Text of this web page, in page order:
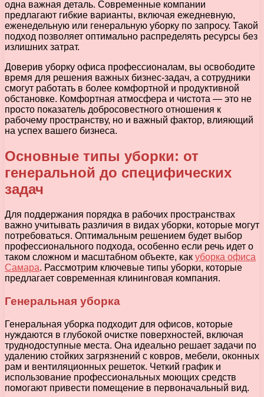
одна важная деталь. Современные компании
предлагают гибкие варианты, включая ежедневную,
еженедельную или генеральную уборку по запросу. Такой
подход позволяет оптимально распределять ресурсы без
излишних затрат.
Доверив уборку офиса профессионалам, вы освободите
время для решения важных бизнес-задач, а сотрудники
смогут работать в более комфортной и продуктивной
обстановке. Комфортная атмосфера и чистота — это не
просто показатель добросовестного отношения к
рабочему пространству, но и важный фактор, влияющий
на успех вашего бизнеса.
Основные типы уборки: от
генеральной до специфических
задач
Для поддержания порядка в рабочих пространствах
важно учитывать различия в видах уборки, которые могут
потребоваться. Оптимальным решением будет выбор
профессионального подхода, особенно если речь идет о
таком сложном и масштабном объекте, как уборка офиса
Самара. Рассмотрим ключевые типы уборки, которые
предлагает современная клининговая компания.
Генеральная уборка
Генеральная уборка подходит для офисов, которые
нуждаются в глубокой очистке поверхностей, включая
труднодоступные места. Она идеально решает задачи по
удалению стойких загрязнений с ковров, мебели, оконных
рам и вентиляционных решеток. Четкий график и
использование профессиональных моющих средств
помогают привести помещение в первоначальный вид.